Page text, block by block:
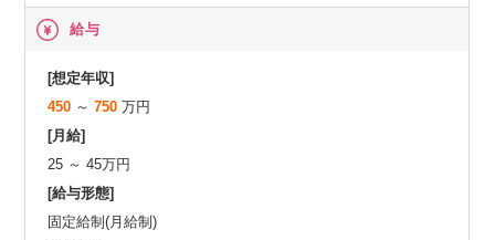
給与
[想定年収]
450 ～750 万円
[月給]
25 ～ 45万円
[給与形態]
固定給制(月給制)